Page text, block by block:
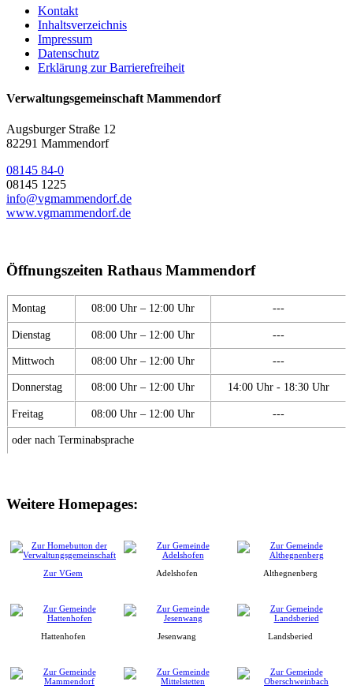
Kontakt
Inhaltsverzeichnis
Impressum
Datenschutz
Erklärung zur Barrierefreiheit
Verwaltungsgemeinschaft Mammendorf
Augsburger Straße 12
82291 Mammendorf
08145 84-0
08145 1225
info@vgmammendorf.de
www.vgmammendorf.de
Öffnungszeiten Rathaus Mammendorf
Montag 08:00 Uhr – 12:00 Uhr ---
Dienstag 08:00 Uhr – 12:00 Uhr ---
Mittwoch 08:00 Uhr – 12:00 Uhr ---
Donnerstag 08:00 Uhr – 12:00 Uhr 14:00 Uhr - 18:30 Uhr
Freitag 08:00 Uhr – 12:00 Uhr ---
oder nach Terminabsprache
Weitere Homepages:
Zur VGem Adelshofen Althegnenberg
Hattenhofen Jesenwang Landsberied